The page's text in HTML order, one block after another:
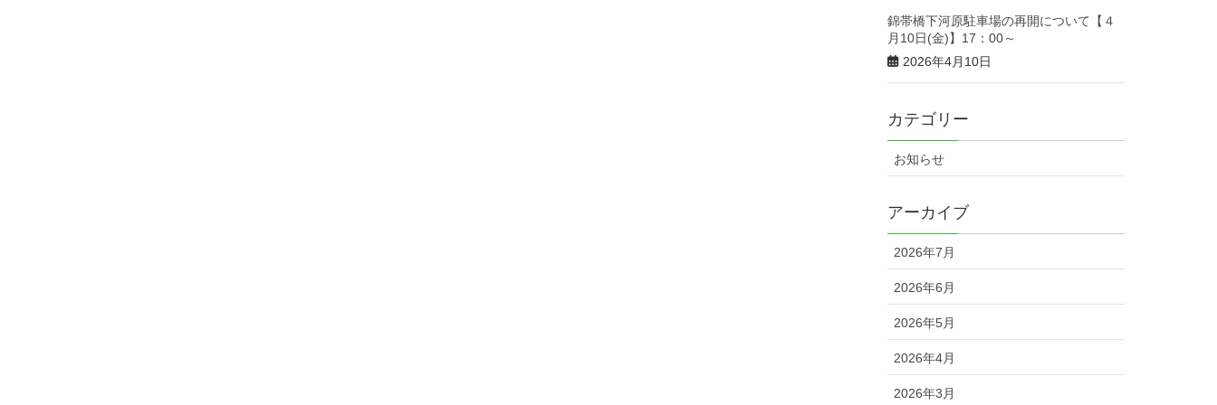
錦帯橋下河原駐車場の再開について【４
月10日(金)】17：00～
2026年4月10日
カテゴリー
お知らせ
アーカイブ
2026年7月
2026年6月
2026年5月
2026年4月
2026年3月